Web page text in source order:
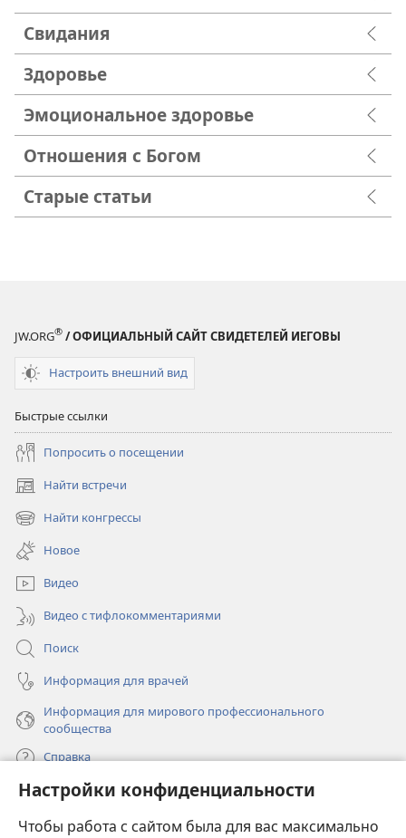
Настройки конфиденциальности
Чтобы работа с сайтом была для вас максимально
Свидания
Здоровье
Эмоциональное здоровье
Отношения с Богом
Старые статьи
JW.ORG® / ОФИЦИАЛЬНЫЙ САЙТ СВИДЕТЕЛЕЙ ИЕГОВЫ
Настроить внешний вид
Быстрые ссылки
Попросить о посещении
Найти встречи
(открывается
в
новом
окне)
Найти конгрессы
(открывается
новом
окне)
Новое
Видео
Видео с тифлокомментариями
Поиск
Информация для врачей
Информация для мирового профессионального
сообщества
Справка
Пожертвования
в